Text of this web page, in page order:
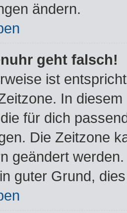
ändern.
geht falsch!
ist
In
für dich
Die Zeitzone
geändert
guter Grund,